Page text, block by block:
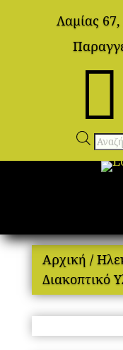
Λαμίας

Αρχική /
Διακοπτικό